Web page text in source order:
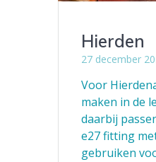
Hierden
27 december
Voor
maken in de
daarbij
e27 fitting
gebruiken